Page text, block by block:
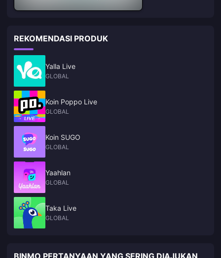
REKOMENDASI PRODUK
Yalla Live
GLOBAL
Koin Poppo Live
GLOBAL
Koin SUGO
GLOBAL
Yaahlan
GLOBAL
Taka Live
GLOBAL
BINMO PERTANYAAN YANG SERING DIAJUKAN